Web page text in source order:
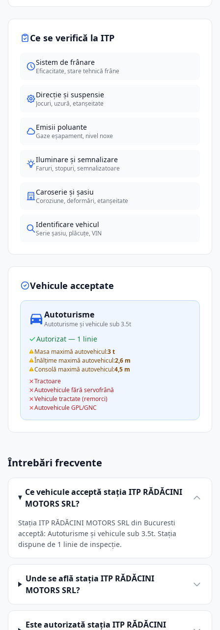
Ce se verifică la ITP
Sistem de frânare
Eficacitate, stare tehnică frâne
Direcție și suspensie
Jocuri, uzură, etanșeitate
Emisii poluante
Gaze eșapament, nivel noxe
Iluminare și semnalizare
Faruri, stopuri, semnalizatoare
Caroserie și șasiu
Coroziune, deformări, etanșeitate
Identificare vehicul
Serie șasiu, plăcuțe, VIN
Vehicule acceptate
Autoturisme
Autoturisme și vehicule sub 3.5t
Autorizat — 1 linie
Masa maximă autovehicul:3 t
Înălțime maximă autovehicul:2,6 m
Consolă maximă autovehicul:4,5 m
Tractoare
Autovehicule fără servofrână
Vehicule tractate (remorci)
Autovehicule GPL/GNC
Întrebări frecvente
Ce vehicule acceptă stația ITP RĂDĂCINI
MOTORS SRL?
Stația ITP RĂDĂCINI MOTORS SRL din Bucuresti
acceptă: Autoturisme și vehicule sub 3.5t. Stația
dispune de 1 linie de inspecție.
Unde se află stația ITP RĂDĂCINI
MOTORS SRL?
Este autorizată stația ITP RĂDĂCINI